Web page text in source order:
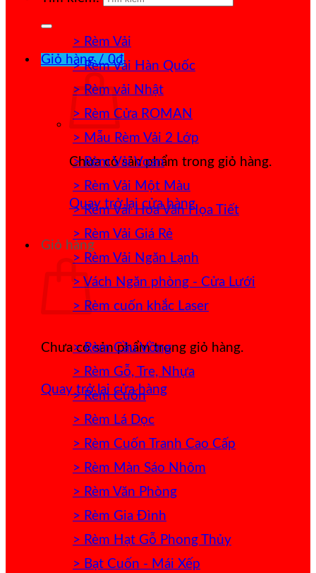
Giỏ hàng /0₫
Chưa có sản phẩm trong giỏ hàng.
Quay trở lại cửa hàng
Giỏ hàng
Chưa có sản phẩm trong giỏ hàng.
Quay trở lại cửa hàng
> Rèm Vải
> Rèm Vải Hàn Quốc
> Rèm vải Nhật
> Rèm Cửa ROMAN
> Mẫu Rèm Vải 2 Lớp
> Rèm Vải Voan
> Rèm Vải Một Màu
> Rèm Vải Hoa Văn Họa Tiết
> Rèm Vải Giá Rẻ
> Rèm Vải Ngăn Lạnh
> Vách Ngăn phòng - Cửa Lưới
> Rèm cuốn khắc Laser
> Rèm Cầu Vồng
> Rèm Gỗ, Tre, Nhựa
> Rèm Cuốn
> Rèm Lá Dọc
> Rèm Cuốn Tranh Cao Cấp
> Rèm Màn Sáo Nhôm
> Rèm Văn Phòng
> Rèm Gia Đình
> Rèm Hạt Gỗ Phong Thủy
> Bạt Cuốn - Mái Xếp